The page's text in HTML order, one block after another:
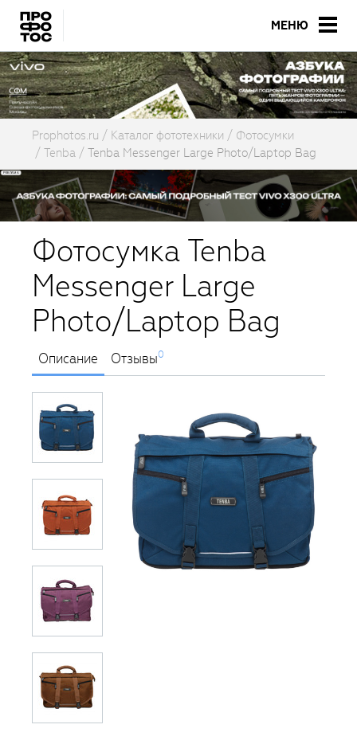
МЕНЮ
Prophotos.ru Каталог фототехники
Фотосумки
Tenba
Tenba Messenger Large Photo/Laptop Bag
Фотосумка Tenba
Messenger Large
Photo/Laptop Bag
Описание Отзывы0